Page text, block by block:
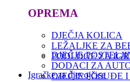
OPREMA
DJEČJA KOLICA
LEŽALJKE ZA
PODLOGE ZA
DJEČJE
DODACI ZA
DJEČJE POSUĐE I
Igračke za djevojčice